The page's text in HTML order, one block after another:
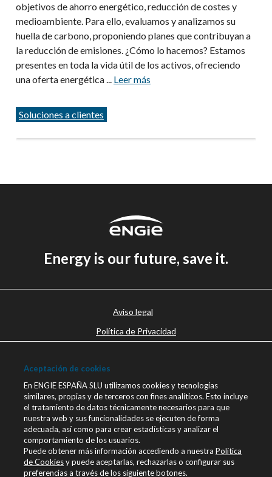
objetivos de ahorro energético, reducción de costes y
medioambiente. Para ello, evaluamos y analizamos su
huella de carbono, proponiendo planes que contribuyan a
la reducción de emisiones. ¿Cómo lo hacemos? Estamos
presentes en toda la vida útil de los activos, ofreciendo
una oferta energética ... Leer más
Categorías
Soluciones a clientes
Energy is our future, save it.
Aviso legal
Política de Privacidad
Únete a nosotros
Blog ENGIE
Sala de Prensa
Contacto
engie.com
Aceptación de cookies
En ENGIE ESPAÑA SLU utilizamos cookies y tecnologías
similares, propias y de terceros con fines analíticos. Esto incluye
el tratamiento de datos técnicamente necesarios para que
nuestra web y sus funcionalidades se ejecuten de forma
adecuada, así como para crear estadísticas y analizar el
comportamiento de los usuarios.
Puede obtener más información accediendo a nuestra Política
de Cookiesy puede aceptarlas, rechazarlas o configurar sus
preferencias a través de los siguiente botones.